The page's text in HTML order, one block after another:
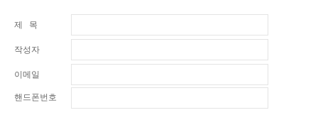
제 목
작성자
이메일
핸드폰번호